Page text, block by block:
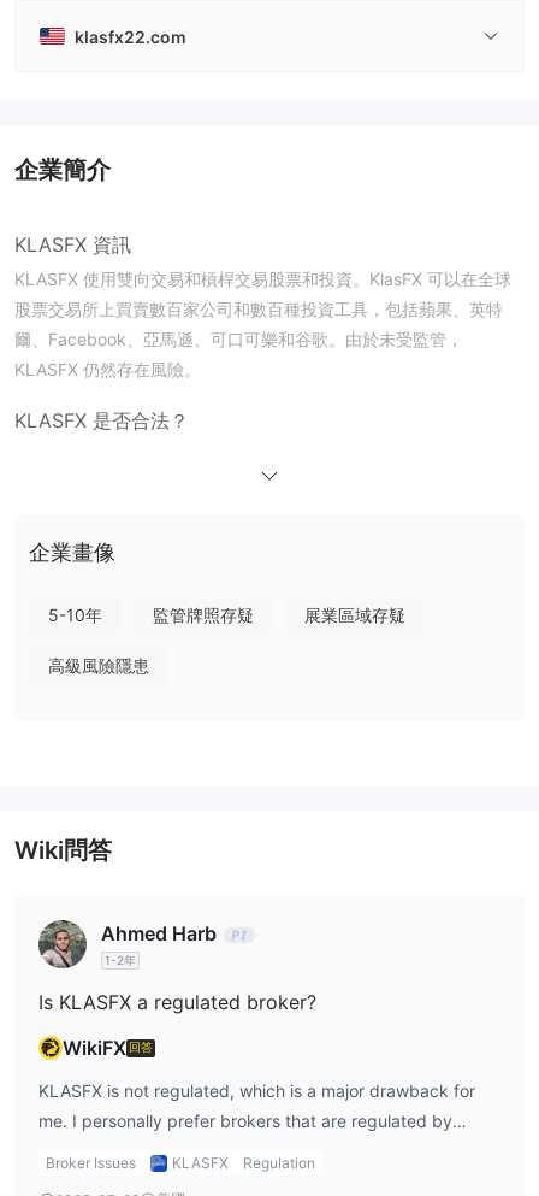
klasfx22.com
企業簡介
KLASFX 資訊
KLASFX 使用雙向交易和槓桿交易股票和投資。KlasFX 可以在全球
股票交易所上買賣數百家公司和數百種投資工具，包括蘋果、英特
爾、Facebook、亞馬遜、可口可樂和谷歌。由於未受監管，
KLASFX 仍然存在風險。
KLASFX 是否合法？
KLASFX 提供分為4個方向的產品，包括世界交易所、全球公司、石
油公司和科技公司，涉及股票和石油資產。
全球公司：投資於飲料巨頭可口可樂、製藥巨頭輝瑞等公司的股票。
KLASFX 提供
擁有10萬虛擬資金。
槓桿
最大槓桿為 1:500
客戶支援選項
KLASFX 提供24/5
Twitter、YouTube和Instagram
繫方式將降低諮詢效率。
企業畫像
5-10年 監管牌照存疑 展業區域存疑
高級風險隱患
Wiki問答
Ahmed Harb
1-2年
Is KLASFX a regulated broker?
WikiFX 回答
KLASFX is not regulated, which is a major drawback for
me. I personally prefer brokers that are regulated by
recognized authorities because it gives me peace of mind
Broker Issues KLASFX Regulation